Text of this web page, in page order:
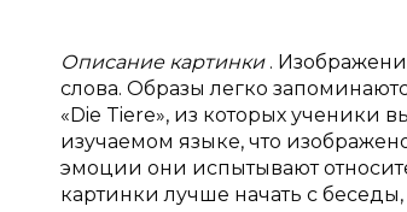
Описание картинки .
слова. Образы легко
«Die Tiere», из которых ученики
изучаемом языке, что
эмоции они испытывают
картинки лучше начать с